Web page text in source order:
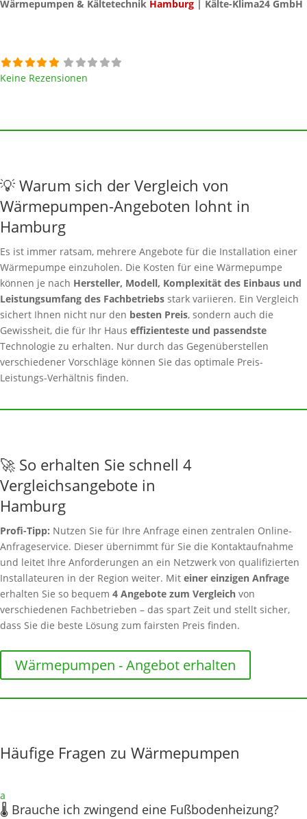
Wärmepumpen & Kältetechnik Hamburg | Kälte-Klima24 GmbH
Keine Rezensionen
💡 Warum sich der Vergleich von
Wärmepumpen-Angeboten lohnt in
Hamburg
Es ist immer ratsam, mehrere Angebote für die Installation einer
Wärmepumpe einzuholen. Die Kosten für eine Wärmepumpe
können je nach Hersteller, Modell, Komplexität des Einbaus und
Leistungsumfang des Fachbetriebs stark variieren. Ein Vergleich
sichert Ihnen nicht nur den besten Preis, sondern auch die
Gewissheit, die für Ihr Haus effizienteste und passendste
Technologie zu erhalten. Nur durch das Gegenüberstellen
verschiedener Vorschläge können Sie das optimale Preis-
Leistungs-Verhältnis finden.
🚀 So erhalten Sie schnell 4
Vergleichsangebote in
Hamburg
Profi-Tipp: Nutzen Sie für Ihre Anfrage einen zentralen Online-
Anfrageservice. Dieser übernimmt für Sie die Kontaktaufnahme
und leitet Ihre Anforderungen an ein Netzwerk von qualifizierten
Installateuren in der Region weiter. Mit einer einzigen Anfrage
erhalten Sie so bequem 4 Angebote zum Vergleich von
verschiedenen Fachbetrieben – das spart Zeit und stellt sicher,
dass Sie die beste Lösung zum fairsten Preis finden.
Wärmepumpen - Angebot erhalten
Häufige Fragen zu Wärmepumpen
a
🌡️ Brauche ich zwingend eine Fußbodenheizung?